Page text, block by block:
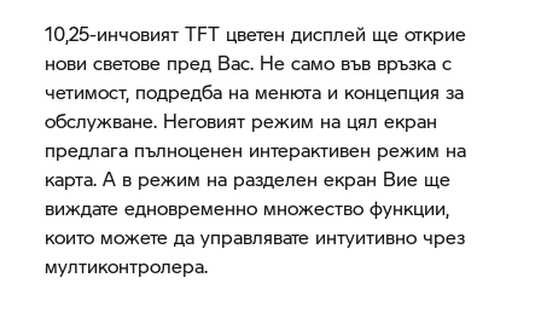
10,25-инчовият TFT цветен дисплей ще открие
нови светове пред Вас. Не само във връзка с
четимост, подредба на менюта и концепция за
обслужване. Неговият режим на цял екран
предлага пълноценен интерактивен режим на
карта. А в режим на разделен екран Вие ще
виждате едновременно множество функции,
които можете да управлявате интуитивно чрез
мултиконтролера.